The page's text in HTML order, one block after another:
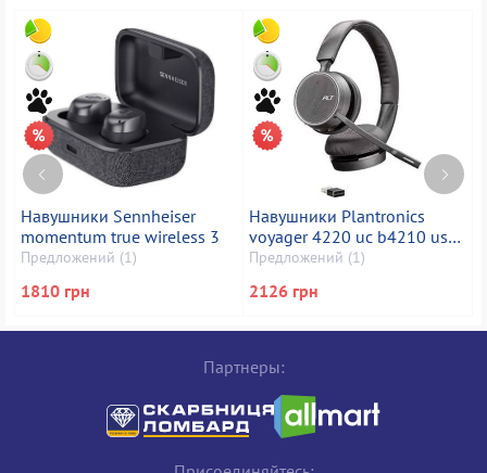
Навушники Sennheiser
momentum true wireless 3
Предложений (1)
1810 грн
Навушники Plantronics
voyager 4220 uc b4210 usb-
а 211996-101
Предложений (1)
2126 грн
Партнеры: